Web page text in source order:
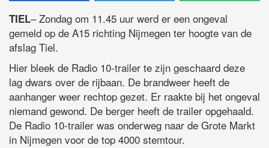
TIEL– Zondag om 11.45 uur werd er een ongeval
gemeld op de A15 richting Nijmegen ter hoogte van de
afslag Tiel.
Hier bleek de Radio 10-trailer te zijn geschaard deze
lag dwars over de rijbaan. De brandweer heeft de
aanhanger weer rechtop gezet. Er raakte bij het ongeval
niemand gewond. De berger heeft de trailer opgehaald.
De Radio 10-trailer was onderweg naar de Grote Markt
in Nijmegen voor de top 4000 stemtour.